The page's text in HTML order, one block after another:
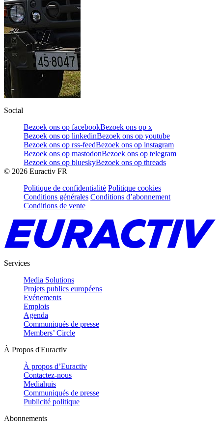
Social
Bezoek ons op facebookBezoek ons op x
Bezoek ons op linkedinBezoek ons op youtube
Bezoek ons op rss-feedBezoek ons op instagram
Bezoek ons op mastodonBezoek ons op telegram
Bezoek ons op blueskyBezoek ons op threads
© 2026 Euractiv FR
Politique de confidentialité Politique cookies
Conditions générales Conditions d’abonnement
Conditions de vente
Services
Media Solutions
Projets publics européens
Evénements
Emplois
Agenda
Communiqués de presse
Members’ Circle
À Propos d'Euractiv
À propos d’Euractiv
Contactez-nous
Mediahuis
Communiqués de presse
Publicité politique
Abonnements